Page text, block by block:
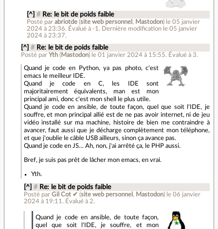
[^] # Re: le bit de poids faible
Posté parabriotde (site web personnel , Mastodon) le 05 janvier
2024 à 23:36. Évalué à -1 . Dernière modification le 05 janvier
2024 à 23:37.
[^] # Re: le bit de poids faible
Posté par Yth(Mastodon) le 01 janvier 2024 à 15:55. Évalué à 3.
Quand je code en Python, ya pas photo, c'est
emacs le meilleur IDE.
Quand je code en C, les IDE sont
majoritairement équivalents, man est mon
principal ami, donc c'est mon shell le plus utile.
Quand je code en ansible, de toute façon, quel que soit l'IDE, je
souffre, et mon principal allié est de ne pas avoir internet, ni de jeu
vidéo installé sur ma machine, histoire de bien me contraindre à
avancer, faut aussi que je décharge complètement mon téléphone,
et que j'oublie le câble USB ailleurs, sinon ça avance pas.
Quand je code en JS… Ah, non, j'ai arrêté ça, le PHP aussi.
Bref, je suis pas prêt de lâcher mon emacs, en vrai.
Yth.
[^] # Re: le bit de poids faible
Posté par Gil Cot ✔ (site web personnel , Mastodon) le 06 janvier
2024 à 19:11 . Évalué à 2.
Quand je code en ansible, de toute façon,
quel que soit l'IDE, je souffre, et mon